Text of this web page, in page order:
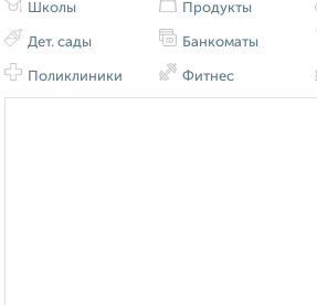
Школы
Дет. сады
Поликлиники
Продукты
Банкоматы
Фитнес